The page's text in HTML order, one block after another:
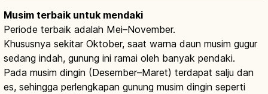
Musim terbaik untuk mendaki
Periode terbaik adalah Mei–November.
Khususnya sekitar Oktober, saat warna daun musim gugur
sedang indah, gunung ini ramai oleh banyak pendaki.
Pada musim dingin (Desember–Maret) terdapat salju dan
es, sehingga perlengkapan gunung musim dingin seperti